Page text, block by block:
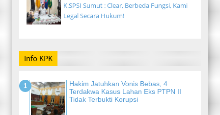
K.SPSI Sumut : Clear, Berbeda Fungsi, Kami
Legal Secara Hukum!
Info KPK
Hakim Jatuhkan Vonis Bebas, 4
Terdakwa Kasus Lahan Eks PTPN II
Tidak Terbukti Korupsi